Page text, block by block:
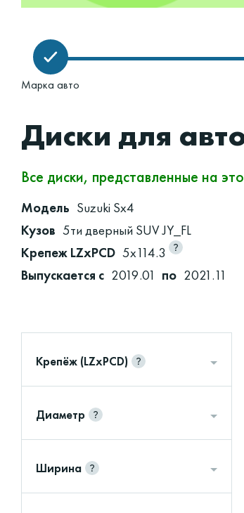
Марка авто
Диски для
Все диски, представленные на
Модель Suzuki Sx4
Кузов 5ти дверный SUV JY_FL
Крепеж LZxPCD 5x114.3
Выпускается с 2019.01 по 2021.11
Крепёж (LZxPCD)
Диаметр
Ширина